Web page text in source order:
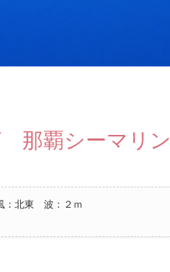
那覇シーマリン
：北東 波：２ｍ